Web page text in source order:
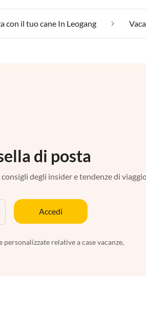
con il tuo cane In Leogang
di posta
degli insider e tendenze di
Accedi
relative a case vacanze,